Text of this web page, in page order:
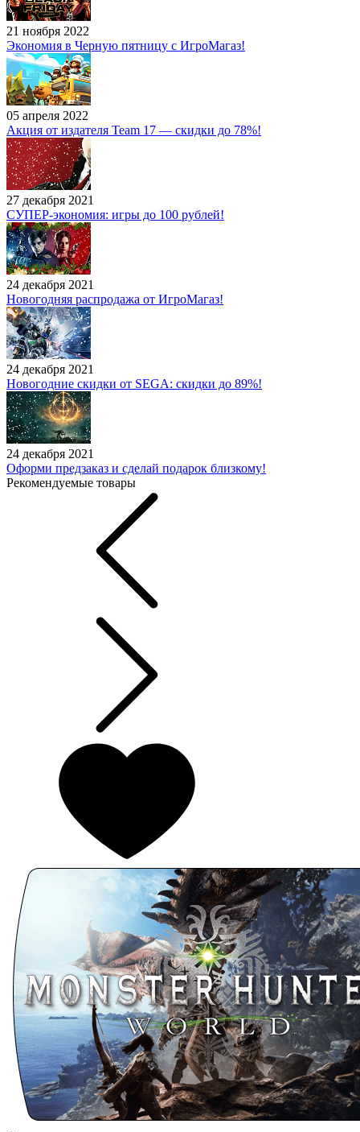
21 ноября 2022
Экономия в Черную пятницу с ИгроМагаз!
05 апреля 2022
Акция от издателя Team 17 — скидки до 78%!
27 декабря 2021
СУПЕР-экономия: игры до 100 рублей!
24 декабря 2021
Новогодняя распродажа от ИгроМагаз!
24 декабря 2021
Новогодние скидки от SEGA: скидки до 89%!
24 декабря 2021
Оформи предзаказ и сделай подарок близкому!
Рекомендуемые товары